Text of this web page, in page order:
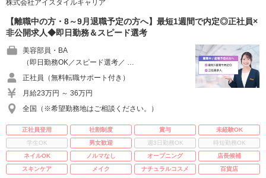
株式会社アイスタイルキャリア
【離職中の方・8～9月退職予定の方へ】最短1週間で内定◎正社員×
非公開求人◆即日勤務＆スピード選考
美容部員・BA
（即日勤務OK／スピード選考／ …
正社員（無料転職サポート付き）
月給23万円 ～ 36万円
全国（※希望勤務地はご相談ください。）
正社員登用 社割制度 賞与
未経験OK
学生OK
男女歓迎 週3日勤務OK
時短勤務OK
ネイルOK
ノルマなし オープニング
店長候補
スキンケア
メイク ナチュラルコスメ 百貨店